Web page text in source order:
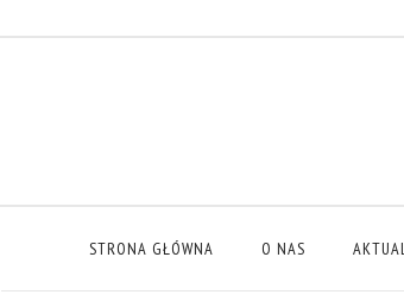
STRONA GŁÓWNA O NAS